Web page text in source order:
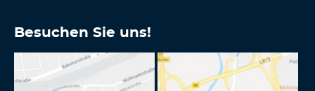
Besuchen Sie uns!